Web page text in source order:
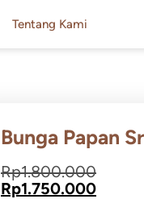
Tentang Kami
Bunga Papan
Rp1.800.000
Rp1.750.000